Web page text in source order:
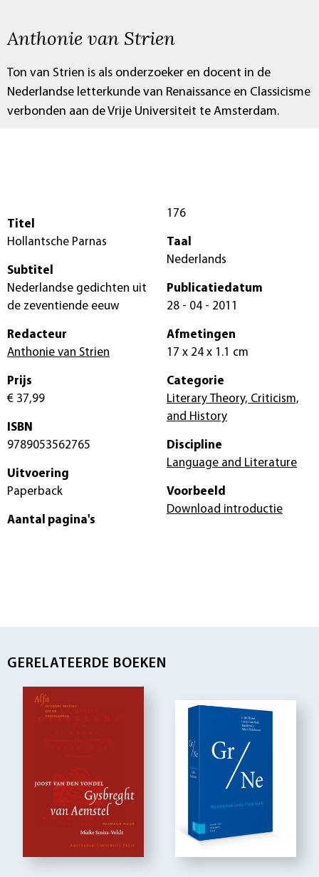
Anthonie van Strien
Ton van Strien is als onderzoeker en docent in de
Nederlandse letterkunde van Renaissance en Classicisme
verbonden aan de Vrije Universiteit te Amsterdam.
Titel
Hollantsche Parnas
Subtitel
Nederlandse gedichten uit
de zeventiende eeuw
Redacteur
Anthonie van Strien
Prijs
€ 37,99
ISBN
9789053562765
Uitvoering
Paperback
Aantal pagina's
176
Taal
Nederlands
Publicatiedatum
28 - 04 - 2011
Afmetingen
17 x 24 x 1.1 cm
Categorie
Literary Theory, Criticism,
and History
Discipline
Language and Literature
Voorbeeld
Download introductie
GERELATEERDE BOEKEN